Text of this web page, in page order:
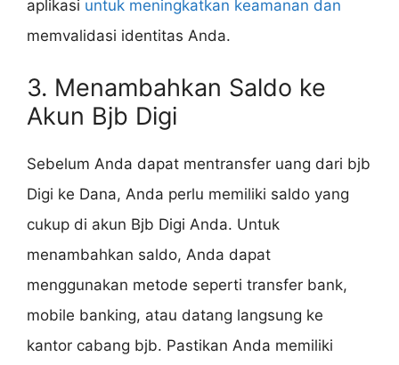
aplikasi untuk meningkatkan keamanan dan
memvalidasi identitas Anda.
3. Menambahkan Saldo ke
Akun Bjb Digi
Sebelum Anda dapat mentransfer uang dari bjb
Digi ke Dana, Anda perlu memiliki saldo yang
cukup di akun Bjb Digi Anda. Untuk
menambahkan saldo, Anda dapat
menggunakan metode seperti transfer bank,
mobile banking, atau datang langsung ke
kantor cabang bjb. Pastikan Anda memiliki